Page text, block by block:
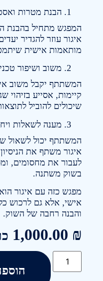
הבנת מטרות
המפגש מתחיל בהבנת
איגור עוזר להגדיר
מותאמות אישית
משוב ושיפור
המשתתף יקבל משוב
קיימות, אסייע בזיהוי
שיכולים להוביל
מענה לשאלות
המשתתף יכול לשאול
איגור משתף את
לעבור את מחסומים,
בשוק משתנה.
מפגש כזה עם איגור
אישי, אלא גם לרכוש
והבנה רחבה של השוק.
1,000.00 ₪